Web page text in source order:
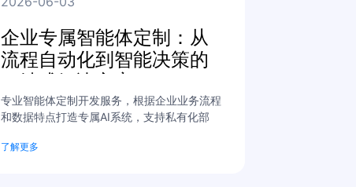
企业专属智能体定制：从
流程自动化到智能决策的
一站式解决方案
专业智能体定制开发服务，根据企业业务流程
和数据特点打造专属AI系统，支持私有化部
企业数字化转型。
了解更多